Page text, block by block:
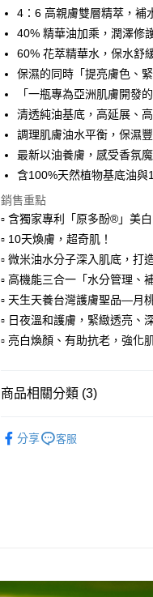
街口支付
悠遊付
全盈+PAY
大哥付你分期
相關說明
【大哥付你分期使用說明】
1.本服務由台灣大哥大提供，台
2.付款方式選擇「大哥付你分期
完成交易。
3.實際核准額度、可分期數及費
消。如遇「轉專審核」未通過狀
無法說明評估內容。
【繳款方式說明】
1.分期款項不併入電信帳單，「
醒簡訊。
2.透過簡訊連結打開帳單後，可
帳／街口支付／iPASS MONEY」
用戶於交易時，得透過本服務購
資料（包含姓名、電話或地址）
用，由本公司與您本人進行分期
AFTEE先享後付
相關說明
AFTEE先享後付是「在收到商品
便利好安心！
１．簡單：不需註冊會員、不需
２．便利：只要手機號碼，簡訊
３．安心：先確認商品／服務後
【「AFTEE先享後付」結帳流程】
１．於結帳方式選擇「AFTEE先
付」結帳頁面，進行簡訊認證並
２．訂單成立數日內，您將收到
絡購買商品的店家。未經商家同
是否繳費成功／繳費後需取消欲
「AFTEE先享後付」，若未經同
ATM付款
運送方式
⭕超取僅提供付款後全家取貨
每筆NT$100，滿NT$1,000(
❌未開放，選取系統將直接取
⭕超取僅提供付款後7-11取貨
黑貓宅配｜線上支付
4：6 高親膚雙層精萃，補
40% 精華油加乘，潤澤修
60% 花萃精華水，保水舒
保濕的同時「提亮膚色、
「一瓶專為亞洲肌膚開發
清透純油基底，高延展、
調理肌膚油水平衡，保濕
最新以油養膚，感受香氛
含100%天然植物基底油與
銷售重點
▫︎ 含獨家專利「原多酚®」美
▫︎ 10天煥膚，超奇肌！
▫︎ 微米油水分子深入肌底，打
▫︎ 高機能三合一「水分管理、
▫︎ 天生天養台灣護膚聖品—月
▫︎ 日夜溫和護膚，緊緻透亮、
▫︎ 亮白煥顏、有助抗老，強化
商品相關分類 (3)
分享 客服